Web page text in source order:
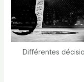
Différentes